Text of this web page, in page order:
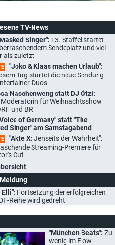
TV-News
Singer": 13. Staffel startet
Sendeplatz und viel
als zuletzt
"Joko & Klaas machen Urlaub":
Tag startet die neue Sendung
Duos
Naschenweng statt DJ Ötzi:
Moderatorin für Weihnachtsshow
und BR
of Germany" statt "The
Singer" am Samstagabend
"Akte X: Jenseits der Wahrheit":
Streaming-Premiere für
Cut
Elli": Fortsetzung der erfolgreichen
Reihe wird gedreht
"München Beats": Zu
wenig im Flow